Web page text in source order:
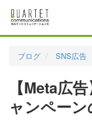
実績・お客様の声
初めて導入をお考
ブログ SNS広告
【Meta広
ャンペー